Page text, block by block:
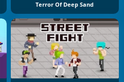
Terror Of Deep Sand